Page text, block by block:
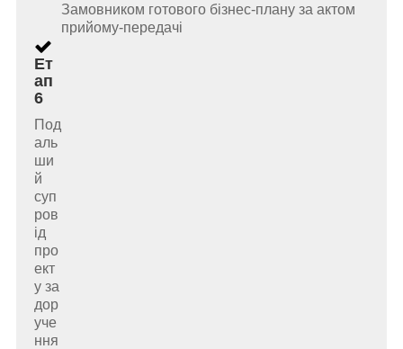
Замовником готового бізнес-плану за актом
прийому-передачі
Ет
ап
6
Под
аль
ши
й
суп
ров
ід
про
ект
у за
дор
уче
ння